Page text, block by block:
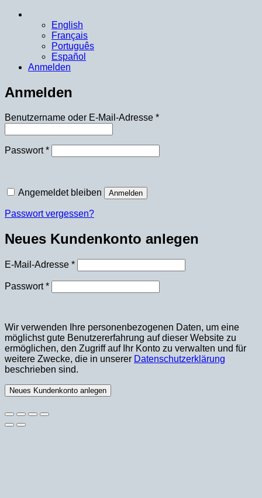
English
Français
Português
Español
Anmelden
Anmelden
Benutzername oder E-Mail-Adresse *Erforderlich
Passwort*Erforderlich
Angemeldet bleiben Anmelden
Passwort vergessen?
Neues Kundenkonto anlegen
E-Mail-Adresse *Erforderlich
Passwort*Erforderlich
Wir verwenden Ihre personenbezogenen Daten, um eine
möglichst gute Benutzererfahrung auf dieser Website zu
ermöglichen, den Zugriff auf Ihr Konto zu verwalten und für
weitere Zwecke, die in unserer Datenschutzerklärung
beschrieben sind.
Neues Kundenkonto anlegen